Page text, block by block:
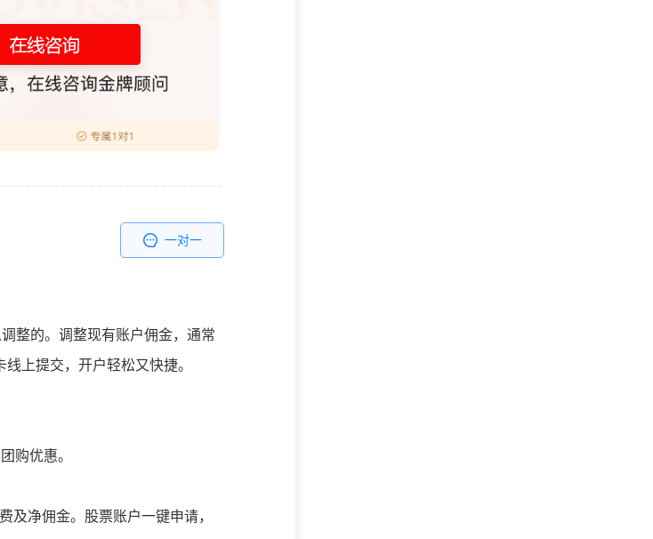
一对一
整的。调整现有账户佣金，通常
上提交，开户轻松又快捷。
购优惠。
及净佣金。股票账户一键申请，